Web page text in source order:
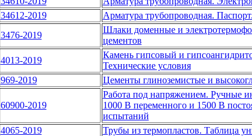
34612-2019 Арматура трубопроводная.
3476-2019
Шлаки доменные и
цементов
4013-2019
Камень гипсовый и
Технические условия
969-2019 Цементы глиноземистые и
60900-2019
Работа под напряжением. Ручные
1000 В переменного и 1500 В
испытаний
4065-2019 Трубы из термопластов. Таблица